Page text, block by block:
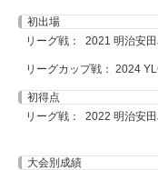
初出場
リーグ戦： 2021 明治安
リーグカップ戦： 2024
初得点
リーグ戦： 2022 明治安
大会別成績